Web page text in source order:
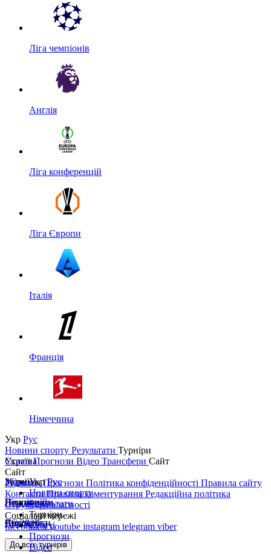
Ліга чемпіонів
Англія
Ліга конференцій
Ліга Європи
Італія
Франція
Німеччина
Укр Рус
Новини спорту Результати Турніри
Україна
Україна
Перша ліга
Друга ліга
Кубок України
Збірні
Ліга націй
ЧС 2026
Чемпіонати
Англія
Іспанія
Єврокубки
Ліга чемпіонів
До всіх турнірів
СтаттіПрогнози Відео Трансфери Сайт
Сайт
РедакціяПрогнози Політика конфіденційності Правила сайту
КонтактиПравила коментування Редакційна політика
Структура власності
Соціальні мережі
facebookxyoutube instagram telegram viber
УкрРус
Новини спорту
Результати
Турніри
Статті
Прогнози
Відео